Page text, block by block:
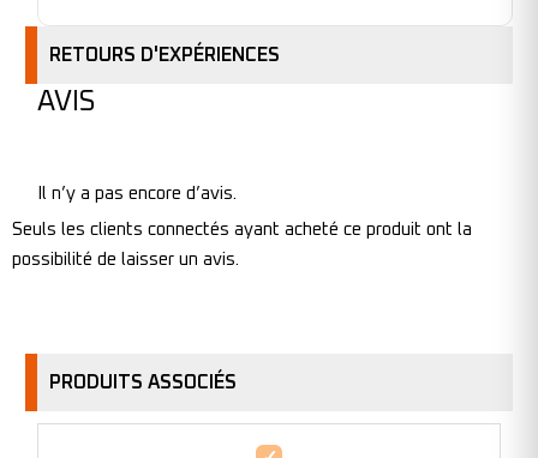
RETOURS D'EXPÉRIENCES
AVIS
Il n’y a pas encore d’avis.
Seuls les clients connectés ayant acheté ce produit ont la
possibilité de laisser un avis.
PRODUITS ASSOCIÉS